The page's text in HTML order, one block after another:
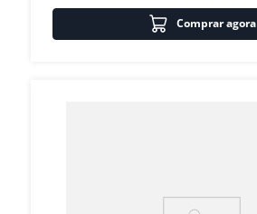
Comprar agora